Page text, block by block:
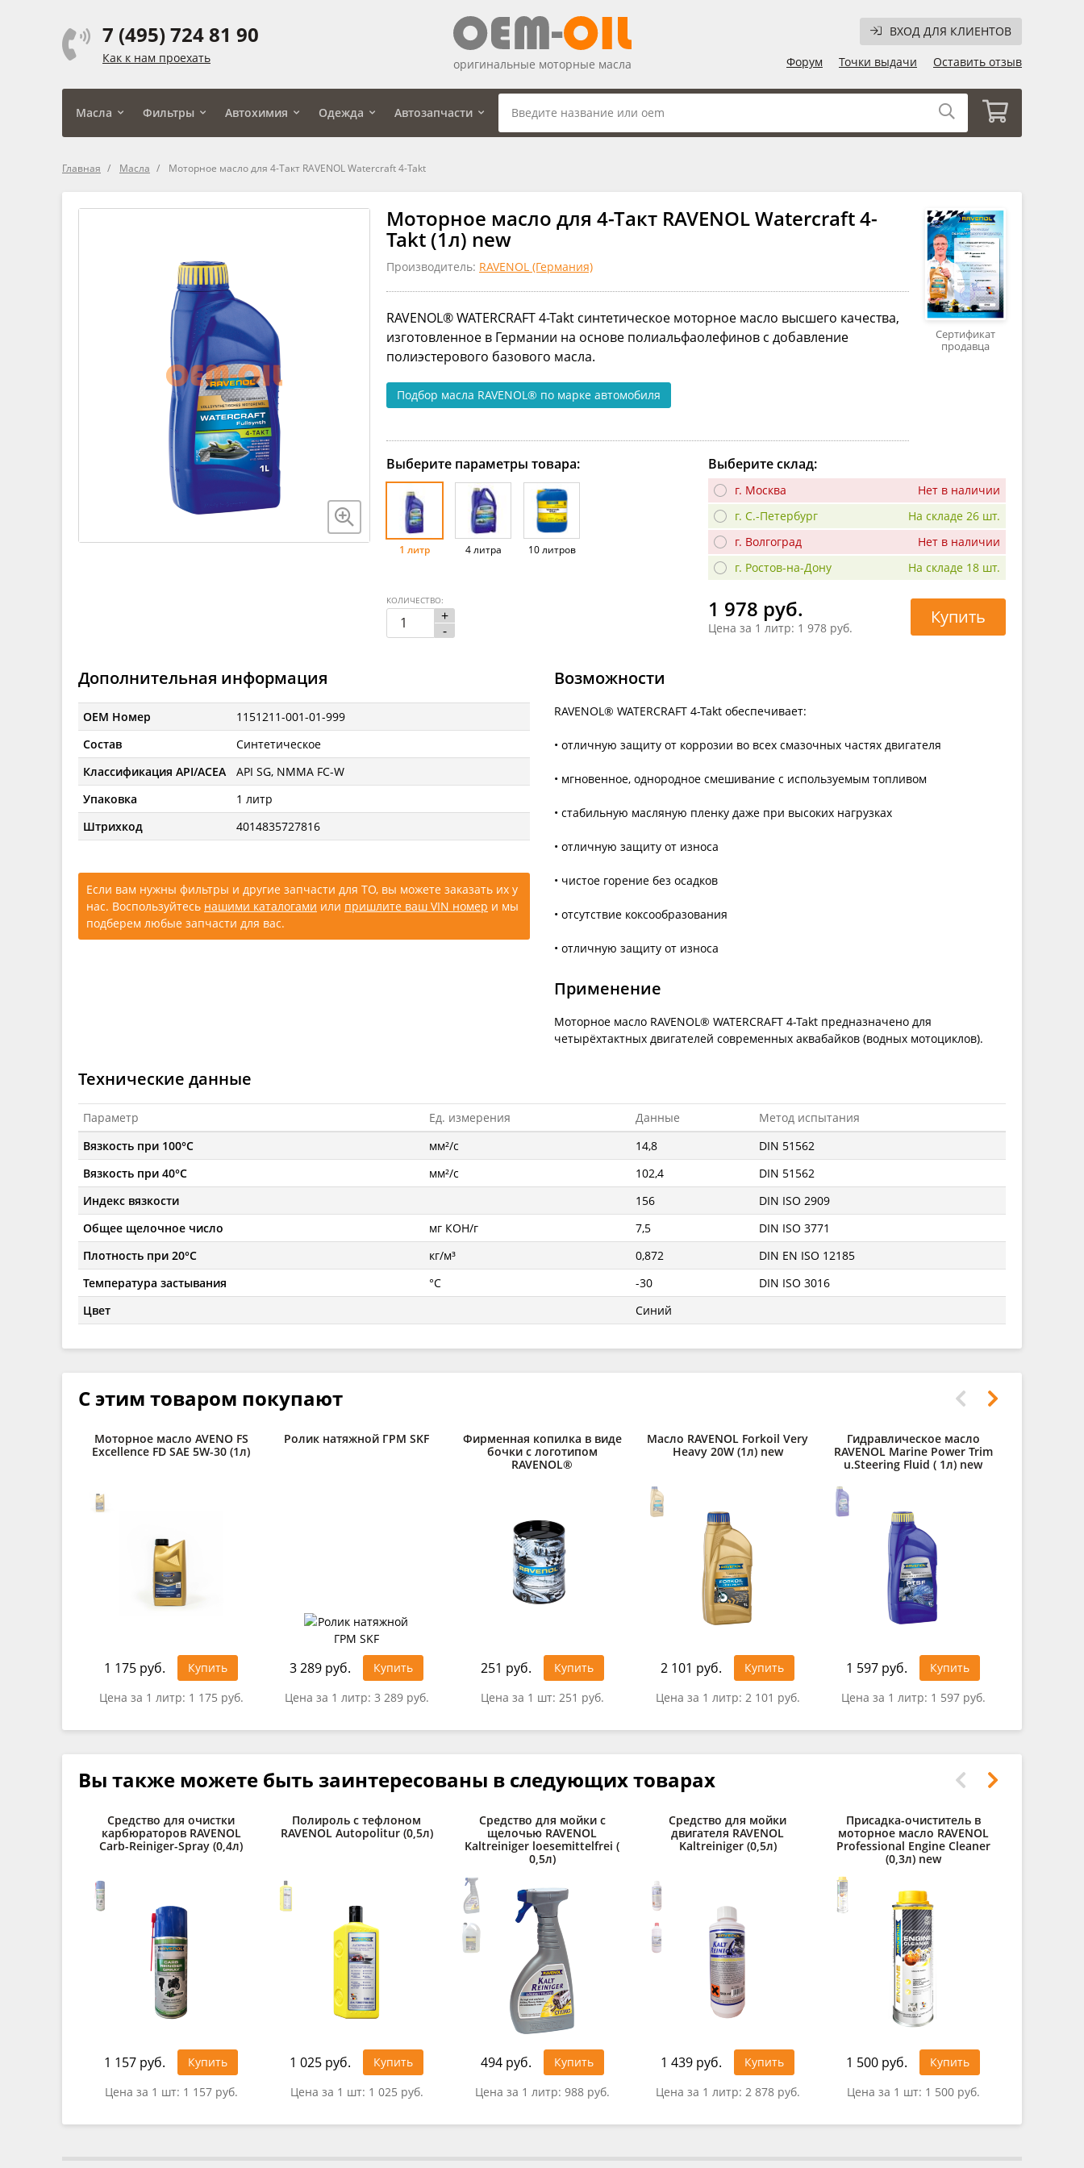
7 (495) 724 81 90
Как к нам проехать
ВХОД ДЛЯ КЛИЕНТОВ
Форум
Точки выдачи Оставить отзыв
оригинальные моторные масла
Масла Фильтры Автохимия Одежда Автозапчасти
Главная Масла Моторное масло для 4-Такт RAVENOL Watercraft 4-Takt
Моторное масло для 4-Такт RAVENOL Watercraft 4-
Takt (1л) new
Производитель: RAVENOL (Германия)
RAVENOL® WATERCRAFT 4-Takt синтетическое моторное масло высшего качества,
изготовленное в Германии на основе полиальфаолефинов с добавление
полиэстерового базового масла.
Подбор масла RAVENOL® по марке автомобиля
Сертификат
продавца
Выберите параметры товара:
1 литр 4 литра 10 литров
Выберите склад:
г. Москва
Нет в наличии
г. С.-Петербург
На складе 26 шт.
г. Волгоград
Нет в наличии
г. Ростов-на-Дону
На складе 18 шт.
1 978 руб.
Цена за 1 литр: 1 978 руб.
+
-
КОЛИЧЕСТВО:
Купить
Дополнительная информация
OEM Номер
1151211-001-01-999
Состав
Синтетическое
Классификация API/ACEA
API SG, NMMA FC-W
Упаковка
1 литр
Штрихкод
4014835727816
Если вам нужны фильтры и другие запчасти для ТО, вы можете заказать их у
нас. Воспользуйтесь нашими каталогами или пришлите ваш VIN номер и мы
подберем любые запчасти для вас.
Возможности
RAVENOL® WATERCRAFT 4-Takt обеспечивает:
• отличную защиту от коррозии во всех смазочных частях двигателя
• мгновенное, однородное смешивание с используемым топливом
• стабильную масляную пленку даже при высоких нагрузках
• отличную защиту от износа
• чистое горение без осадков
• отсутствие коксообразования
• отличную защиту от износа
Применение
Моторное масло RAVENOL® WATERCRAFT 4-Takt предназначено для
четырёхтактных двигателей современных аквабайков (водных мотоциклов).
Технические данные
Параметр Ед. измерения Данные
Метод испытания
Вязкость при 100°C
мм²/с 14,8
DIN 51562
Вязкость при 40°C
мм²/с 102,4
DIN 51562
Индекс вязкости
156
DIN ISO 2909
Общее щелочное число
мг КОН/г 7,5
DIN ISO 3771
Плотность при 20°C
кг/м³ 0,872
DIN EN ISO 12185
Температура застывания
°C -30
DIN ISO 3016
Цвет
Синий
С этим товаром покупают
Моторное масло AVENO FS
Excellence FD SAE 5W-30 (1л)
1 175 руб.
Купить
Цена за 1 литр: 1 175 руб.
Ролик натяжной ГРМ SKF
3 289 руб.
Купить
Цена за 1 литр: 3 289 руб.
Фирменная копилка в виде
бочки с логотипом
RAVENOL®
251 руб.
Купить
Цена за 1 шт: 251 руб.
Масло RAVENOL Forkoil Very
Heavy 20W (1л) new
2 101 руб.
Купить
Цена за 1 литр: 2 101 руб.
Гидравлическое масло
RAVENOL Marine Power Trim
u.Steering Fluid ( 1л) new
1 597 руб.
Купить
Цена за 1 литр: 1 597 руб.
Вы также можете быть заинтересованы в следующих товарах
Средство для очистки
карбюраторов RAVENOL
Carb-Reiniger-Spray (0,4л)
1 157 руб.
Купить
Цена за 1 шт: 1 157 руб.
Полироль с тефлоном
RAVENOL Autopolitur (0,5л)
1 025 руб.
Купить
Цена за 1 шт: 1 025 руб.
Средство для мойки с
щелочью RAVENOL
Kaltreiniger loesemittelfrei (
0,5л)
494 руб.
Купить
Цена за 1 литр: 988 руб.
Средство для мойки
двигателя RAVENOL
Kaltreiniger (0,5л)
1 439 руб.
Купить
Цена за 1 литр: 2 878 руб.
Присадка-очиститель в
моторное масло RAVENOL
Professional Engine Cleaner
(0,3л) new
1 500 руб.
Купить
Цена за 1 шт: 1 500 руб.